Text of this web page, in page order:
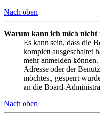
Nach oben
Warum kann ich mich nicht
Es kann sein, dass die
komplett ausgeschaltet
mehr anmelden
Adresse oder der
möchtest, gesperrt
an die Board-
Nach oben